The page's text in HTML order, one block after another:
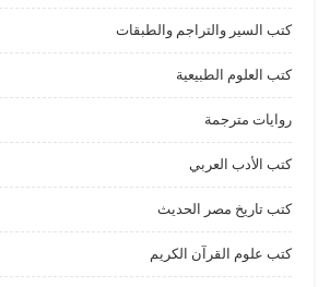
كتب السير والتراجم والطبقات
كتب العلوم الطبيعية
روايات مترجمة
كتب الأدب العربي
كتب تاريخ مصر الحديث
كتب علوم القرآن الكريم